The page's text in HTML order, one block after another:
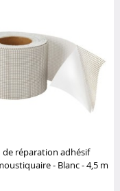
de réparation adhésif
- Blanc - 4,5 m